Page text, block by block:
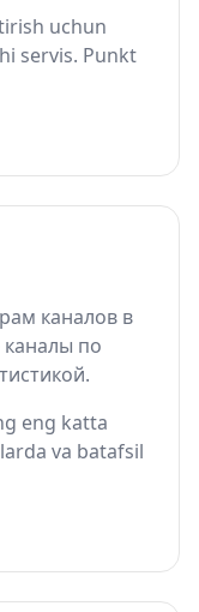
uchun
servis. Punkt
каналов в
каналы по
eng katta
va batafsil